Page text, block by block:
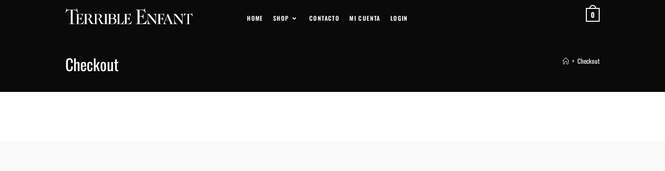
0
HOME SHOP CONTACTO MI CUENTA LOGIN
Checkout > Checkout